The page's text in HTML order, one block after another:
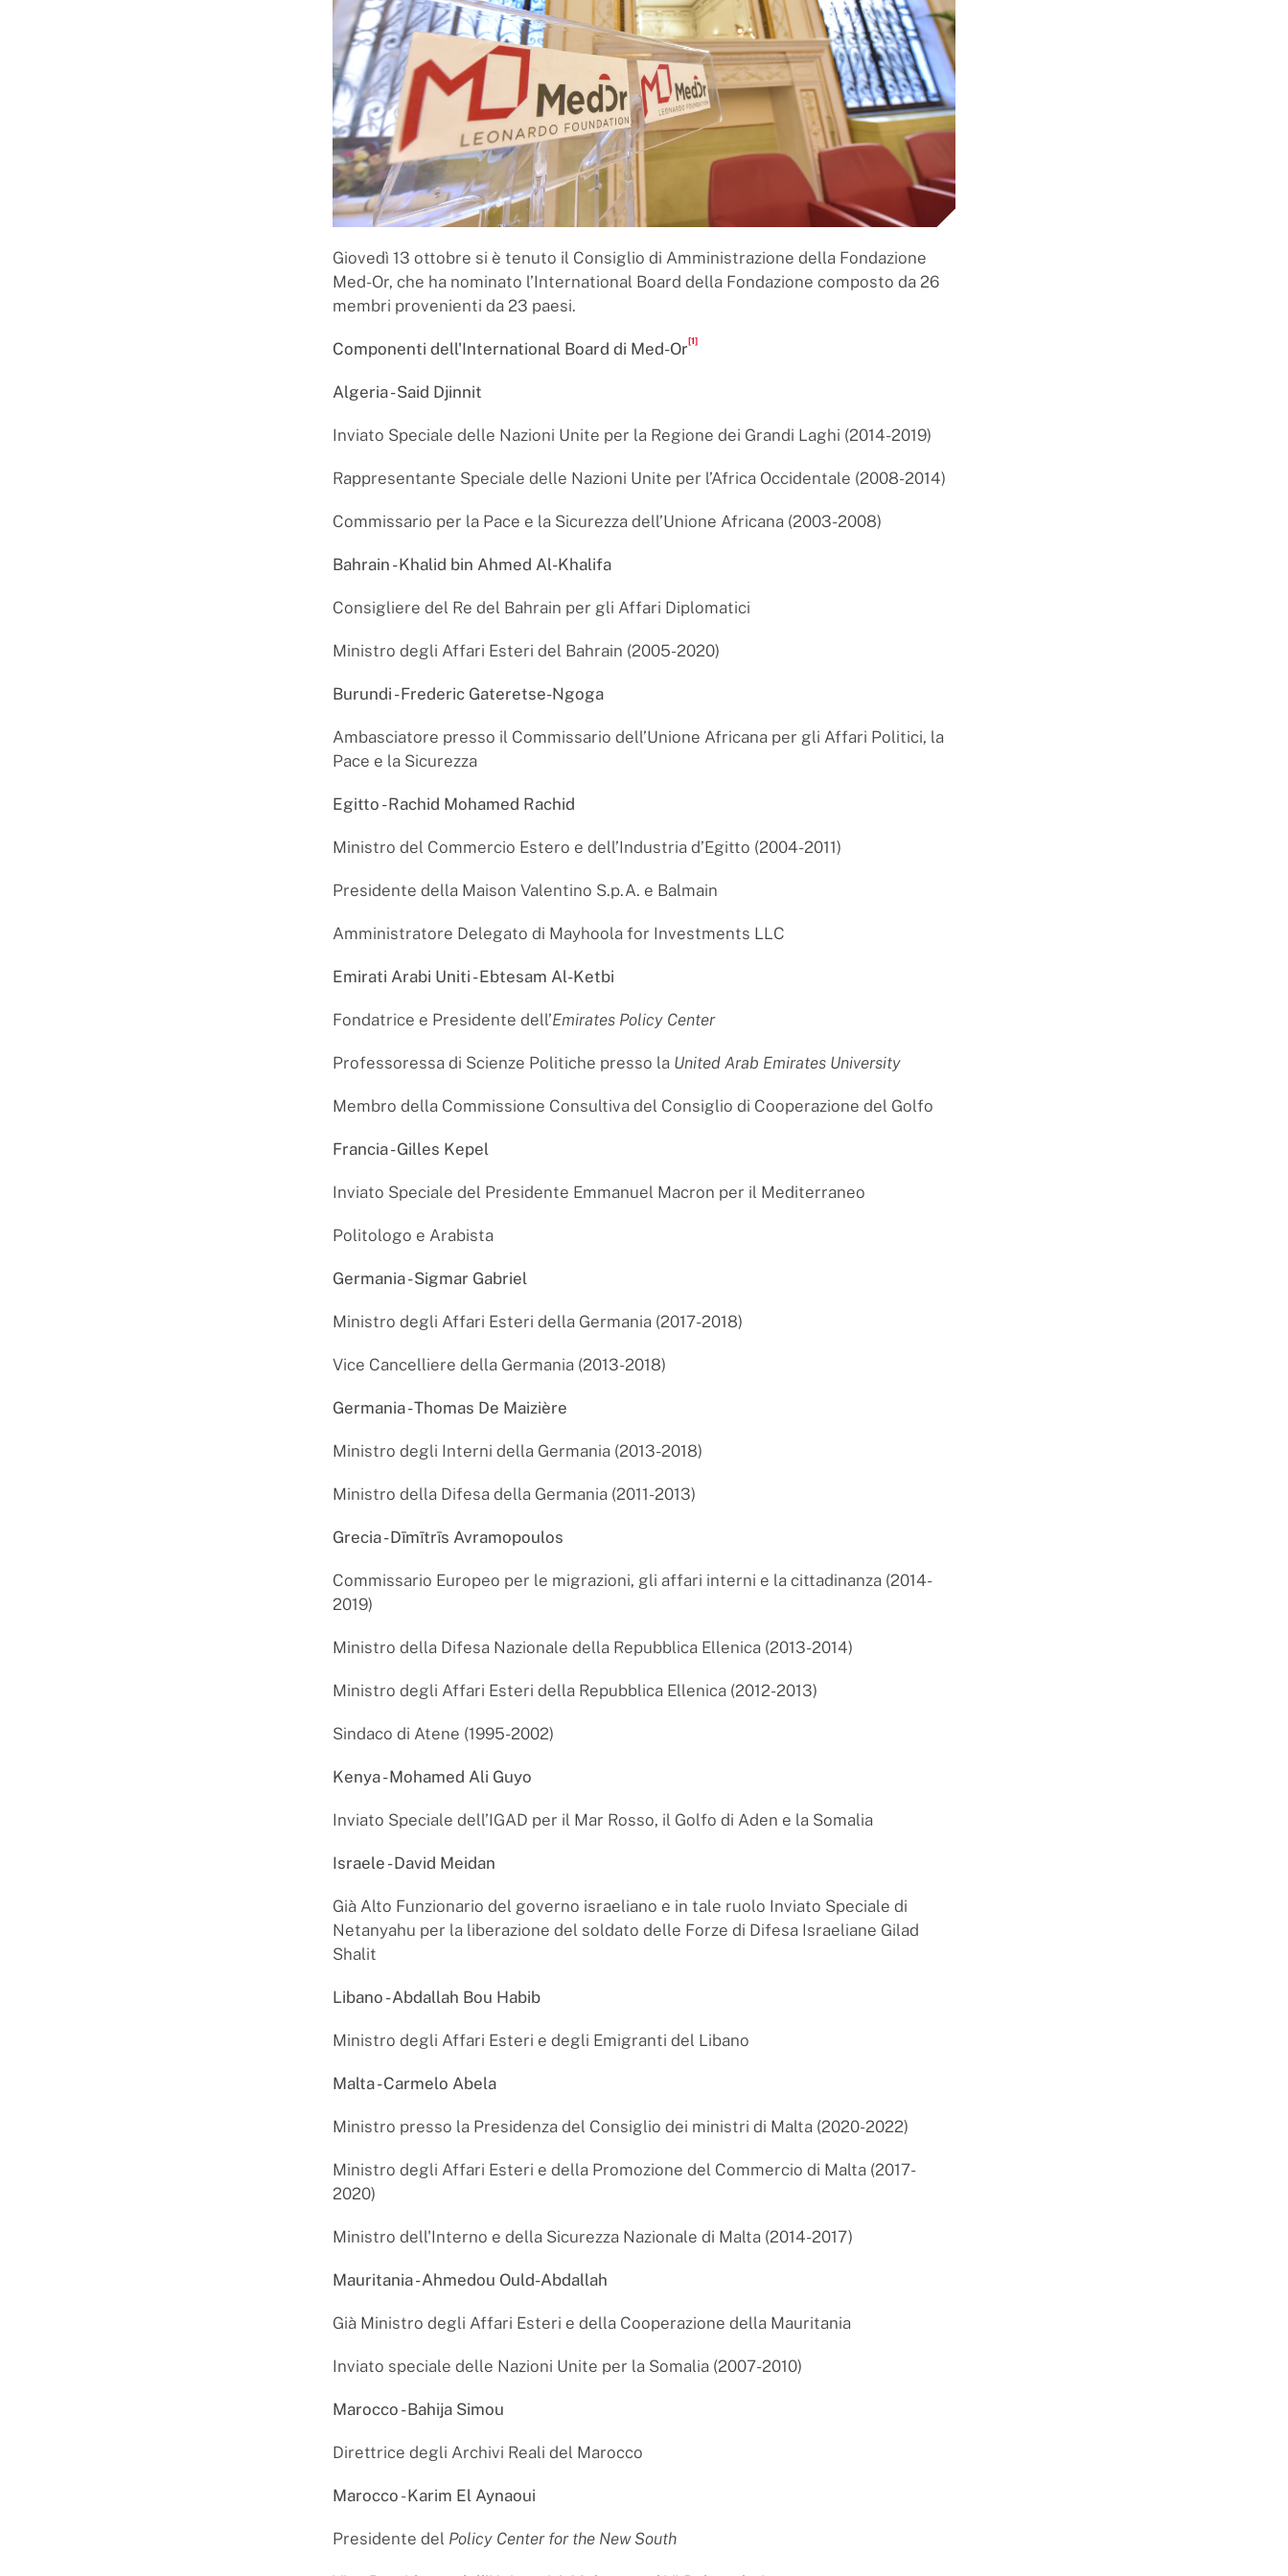
Giovedì 13 ottobre si è tenuto il Consiglio di Amministrazione della Fondazione
Med-Or, che ha nominato l’International Board della Fondazione composto da 26
membri provenienti da 23 paesi.
Componenti dell'International Board di Med-Or[1]
Algeria - Said Djinnit
Inviato Speciale delle Nazioni Unite per la Regione dei Grandi Laghi (2014-2019)
Rappresentante Speciale delle Nazioni Unite per l’Africa Occidentale (2008-2014)
Commissario per la Pace e la Sicurezza dell’Unione Africana (2003-2008)
Bahrain -Khalid bin Ahmed Al-Khalifa
Consigliere del Re del Bahrain per gli Affari Diplomatici
Ministro degli Affari Esteri del Bahrain (2005-2020)
Burundi - Frederic Gateretse-Ngoga
Ambasciatore presso il Commissario dell’Unione Africana per gli Affari Politici, la
Pace e la Sicurezza
Egitto - Rachid Mohamed Rachid
Ministro del Commercio Estero e dell’Industria d’Egitto (2004-2011)
Presidente della Maison Valentino S.p.A. e Balmain
Amministratore Delegato di Mayhoola for Investments LLC
Emirati Arabi Uniti - Ebtesam Al-Ketbi
Fondatrice e Presidente dell’Emirates Policy Center
Professoressa di Scienze Politiche presso la United Arab Emirates University
Membro della Commissione Consultiva del Consiglio di Cooperazione del Golfo
Francia - Gilles Kepel
Inviato Speciale del Presidente Emmanuel Macron per il Mediterraneo
Politologo e Arabista
Germania - Sigmar Gabriel
Ministro degli Affari Esteri della Germania (2017-2018)
Vice Cancelliere della Germania (2013-2018)
Germania - Thomas De Maizière
Ministro degli Interni della Germania (2013-2018)
Ministro della Difesa della Germania (2011-2013)
Grecia - Dīmītrīs Avramopoulos
Commissario Europeo per le migrazioni, gli affari interni e la cittadinanza (2014-
2019)
Ministro della Difesa Nazionale della Repubblica Ellenica (2013-2014)
Ministro degli Affari Esteri della Repubblica Ellenica (2012-2013)
Sindaco di Atene (1995-2002)
Kenya - Mohamed Ali Guyo
Inviato Speciale dell’IGAD per il Mar Rosso, il Golfo di Aden e la Somalia
Israele - David Meidan
Già Alto Funzionario del governo israeliano e in tale ruolo Inviato Speciale di
Netanyahu per la liberazione del soldato delle Forze di Difesa Israeliane Gilad
Shalit
Libano -Abdallah Bou Habib
Ministro degli Affari Esteri e degli Emigranti del Libano
Malta - Carmelo Abela
Ministro presso la Presidenza del Consiglio dei ministri di Malta (2020-2022)
Ministro degli Affari Esteri e della Promozione del Commercio di Malta (2017-
2020)
Ministro dell'Interno e della Sicurezza Nazionale di Malta (2014-2017)
Mauritania - Ahmedou Ould-Abdallah
Già Ministro degli Affari Esteri e della Cooperazione della Mauritania
Inviato speciale delle Nazioni Unite per la Somalia (2007-2010)
Marocco - Bahija Simou
Direttrice degli Archivi Reali del Marocco
Marocco -Karim El Aynaoui
Presidente del Policy Center for the New South